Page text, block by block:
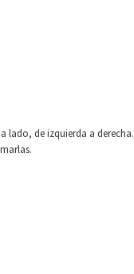
lado, de izquierda a derecha.